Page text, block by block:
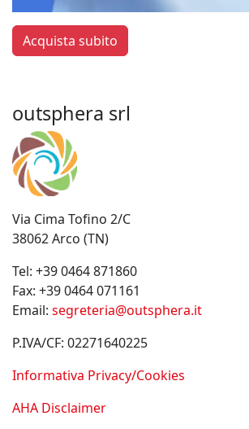
Acquista subito
outsphera srl
Via Cima Tofino 2/C
38062 Arco (TN)
Tel: +39 0464 871860
Fax: +39 0464 071161
Email: segreteria@outsphera.it
P.IVA/CF: 02271640225
Informativa Privacy/Cookies
AHA Disclaimer